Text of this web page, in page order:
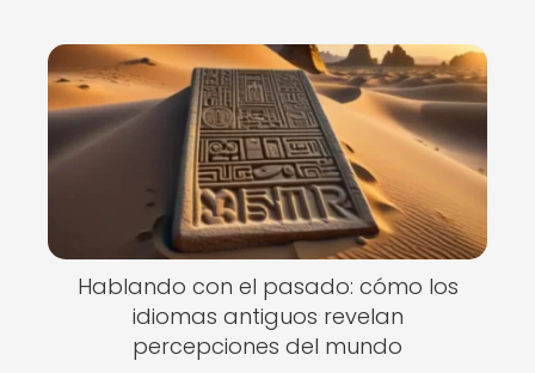
Hablando con el pasado: cómo los
idiomas antiguos revelan
percepciones del mundo